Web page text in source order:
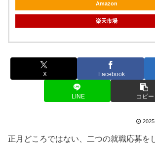
Amazon
楽天市場
X Facebook
LINE コピー
正月どころではない、二つの就職応募を